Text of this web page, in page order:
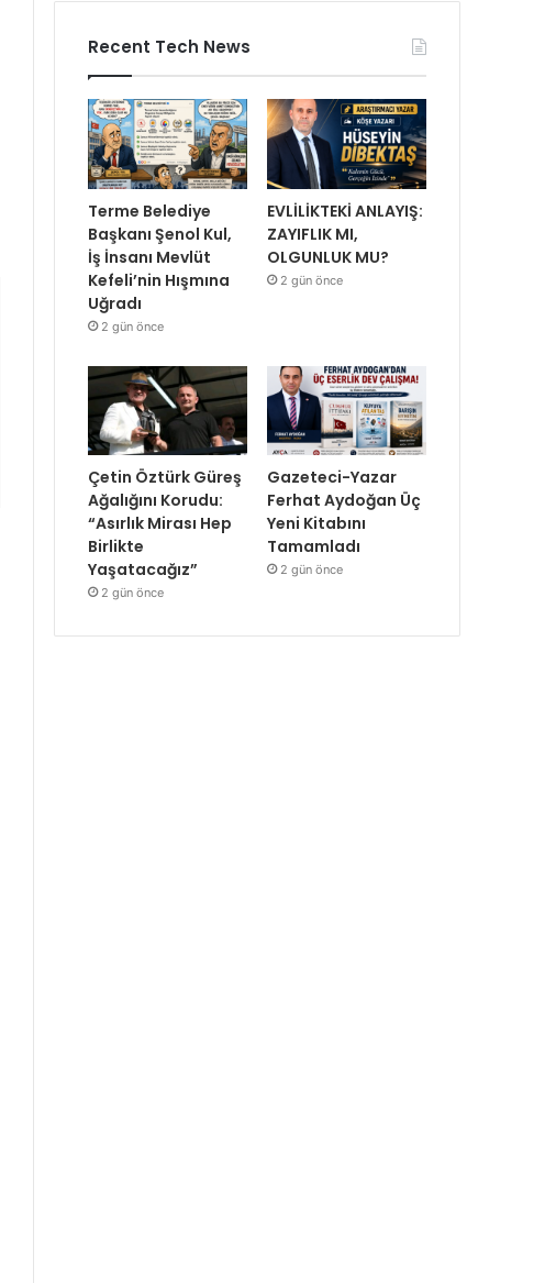
Recent Tech News
Terme Belediye
Başkanı Şenol Kul,
İş İnsanı Mevlüt
Kefeli’nin Hışmına
Uğradı
2 gün önce
EVLİLİKTEKİ ANLAYIŞ:
ZAYIFLIK MI,
OLGUNLUK MU?
2 gün önce
Çetin Öztürk Güreş
Ağalığını Korudu:
“Asırlık Mirası Hep
Birlikte
Yaşatacağız”
2 gün önce
Gazeteci-Yazar
Ferhat Aydoğan Üç
Yeni Kitabını
Tamamladı
2 gün önce